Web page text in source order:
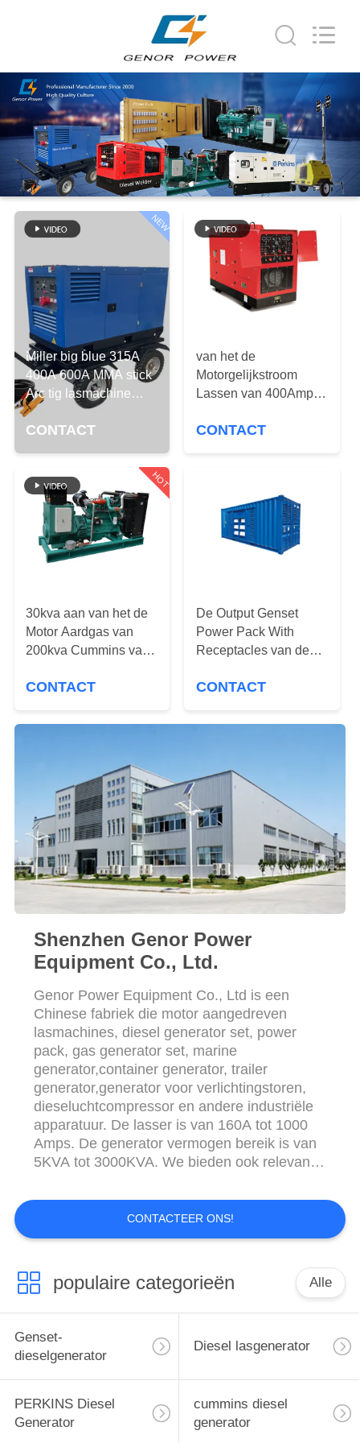
HUIS
PRODUCTEN
ONGEVEER
ONS
FABRIEKSREIS
KWALITEITSCONTROLE
CONTACTEER
ONS
VERZOEK
CITAAT
SITEMAP
POLICY
NEW
Miller big blue 315A
400A 600A MMA stick
Arc tig lasmachine
20kva dieseldisselaar
CONTACT
van het de
Motorgelijkstroom
Lassen van 400Amp
van de
Generatorlasser
CONTACT
HOT
30kva aan van het de
Motor Aardgas van
200kva Cummins van
de Bougie van de
CONTACT
De Output Genset
Power Pack With
Receptacles van de
460V 60Hz
CONTACT
Shenzhen Genor Power
Equipment Co., Ltd.
Genor Power Equipment Co., Ltd is een
Chinese fabriek die motor aangedreven
lasmachines, diesel generator set, power
pack, gas generator set, marine
generator,container generator, trailer
generator,generator voor verlichtingstoren,
dieseluchtcompressor en andere industriële
apparatuur. De lasser is van 160A tot 1000
Amps. De generator vermogen bereik is van
5KVA tot 3000KVA. We bieden ook relevante
gemaakte generator productie (OEM)
service. Onze fabriek werd opgericht in 2000
en is gelegen in Shenzhen, Guangdong
van ...
CONTACTEER ONS!
populaire categorieën Alle
Genset-
dieselgenerator
Diesel lasgenerator
PERKINS Diesel
Generator
cummins diesel
generator